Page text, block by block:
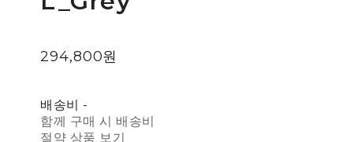
294,800원
배송비 -
함께 구매 시 배송비
절약 상품 보기